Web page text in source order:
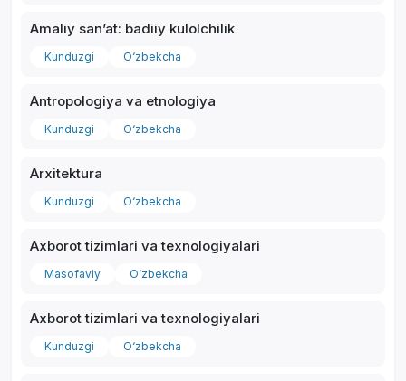
Amaliy sanʼat: badiiy kulolchilik
Kunduzgi O‘zbekcha
Antropologiya va etnologiya
Kunduzgi O‘zbekcha
Arxitektura
Kunduzgi O‘zbekcha
Axborot tizimlari va texnologiyalari
Masofaviy O‘zbekcha
Axborot tizimlari va texnologiyalari
Kunduzgi O‘zbekcha